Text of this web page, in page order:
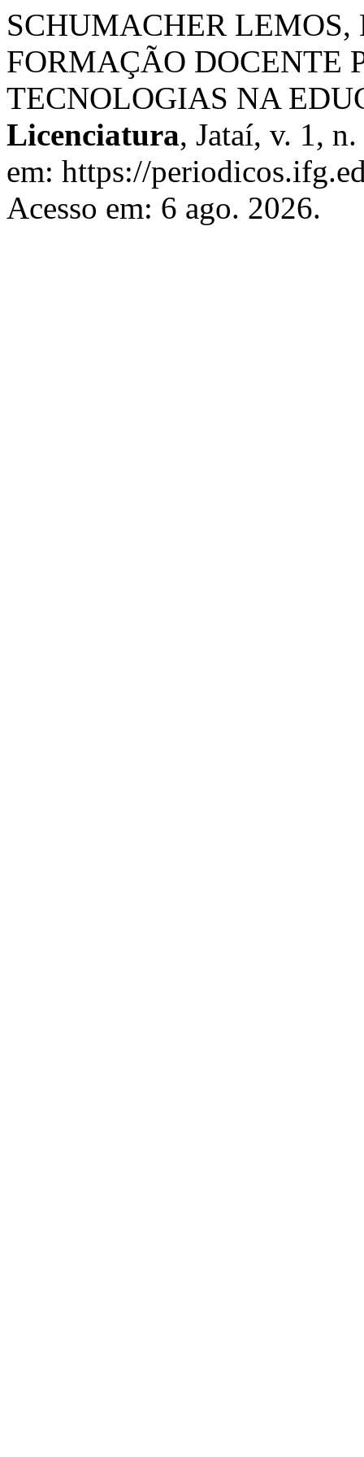
SCHUMACHER LEMOS,
FORMAÇÃO DOCENTE
TECNOLOGIAS NA
Licenciatura, Jataí, v. 1,
em: https://
Acesso em: 6 ago. 2026.